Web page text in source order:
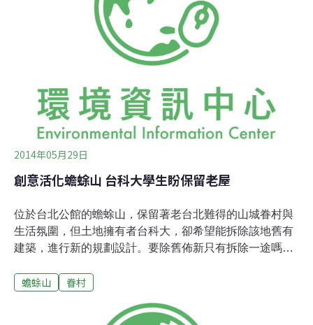
整，便能讓人感到舒適，而在無形之間培養出了巨大的電
費怪獸。但，問題有這麼簡單，單單「溫度」這個因素，
就會影響我們的室內氣候嗎？「濕度」是空氣中水蒸氣的
含量，當空氣溫度愈高，容納水蒸氣的能力就愈高，即為
這也就是為何夏天時，我們常感悶熱，正因為濕度高，人
2014年05月29日
創意活化蟾蜍山 台科大學生盼保留老屋
位於台北公館的蟾蜍山，保留著老台北難得的山城眷村與
生活氛圍，但土地擁有者台科大，卻希望能拆除該地舊有
建築，進行新的規劃設計。要除舊佈新只有拆除一途嗎？
技大學T4川堂，一群關心蟾蜍山的台科大學生舉辦了「蟾
站，邀請本校與不同校、不同領域的同學，聊聊蟾蜍山的
蟾蜍山 眷村